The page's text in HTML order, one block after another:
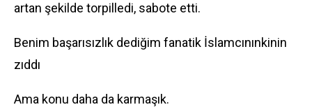
artan şekilde torpilledi, sabote etti.
Benim başarısızlık dediğim fanatik İslamcınınkinin
zıddı
Ama konu daha da karmaşık.